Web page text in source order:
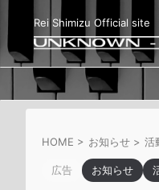
Rei Shimizu Official site
HOME > お知らせ > 活
広告 お知らせ